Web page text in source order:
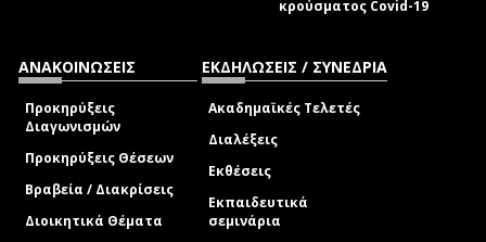
κρούσματος Covid-19
ΑΝΑΚΟΙΝΩΣΕΙΣ
Προκηρύξεις
Διαγωνισμών
Προκηρύξεις Θέσεων
Βραβεία / Διακρίσεις
Διοικητικά Θέματα
ΕΚΔΗΛΩΣΕΙΣ / ΣΥΝΕΔΡΙΑ
Ακαδημαϊκές Τελετές
Διαλέξεις
Εκθέσεις
Εκπαιδευτικά
σεμινάρια